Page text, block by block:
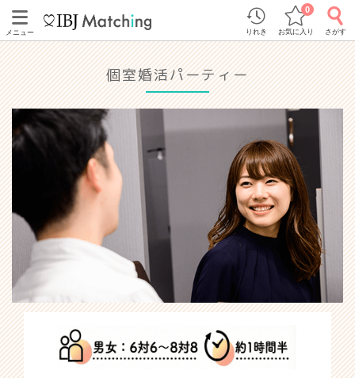
メニュー りれき お気に入り
0
さがす
個室婚活パーティー